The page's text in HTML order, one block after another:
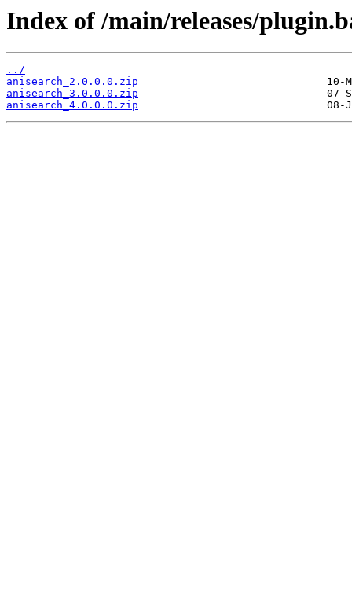
Index of /main/releases/
../
anisearch_2.0.0.0.zip
anisearch_3.0.0.0.zip
anisearch_4.0.0.0.zip